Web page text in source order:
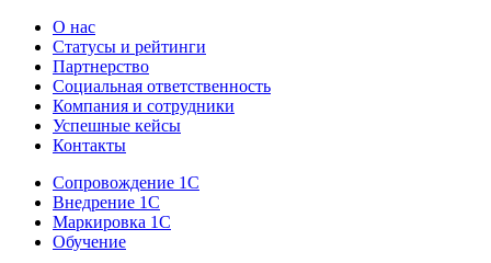
О нас
Статусы и рейтинги
Партнерство
Социальная ответственность
Компания и сотрудники
Успешные кейсы
Контакты
Сопровождение 1С
Внедрение 1С
Маркировка 1С
Обучение